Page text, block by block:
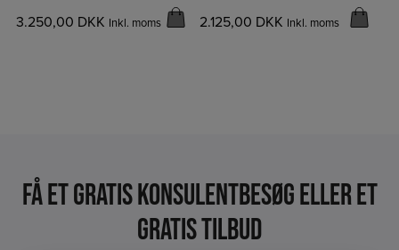
3.250,00 DKK Inkl. moms 2.125,00 DKK Inkl. moms
Få et Gratis konsulentbesøg eller et
gratis tilbud